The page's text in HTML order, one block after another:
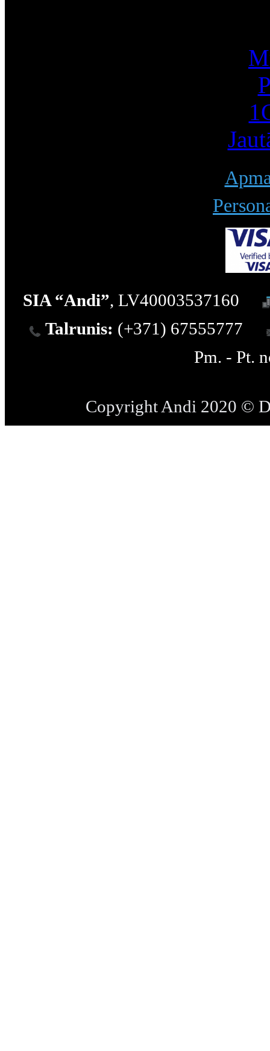
SIA “Andi”, LV40003537160
Talrunis: (+371) 67555777
Pm. - Pt.
Copyright Andi 2020 ©